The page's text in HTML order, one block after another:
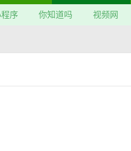
序 你知道吗 视频网